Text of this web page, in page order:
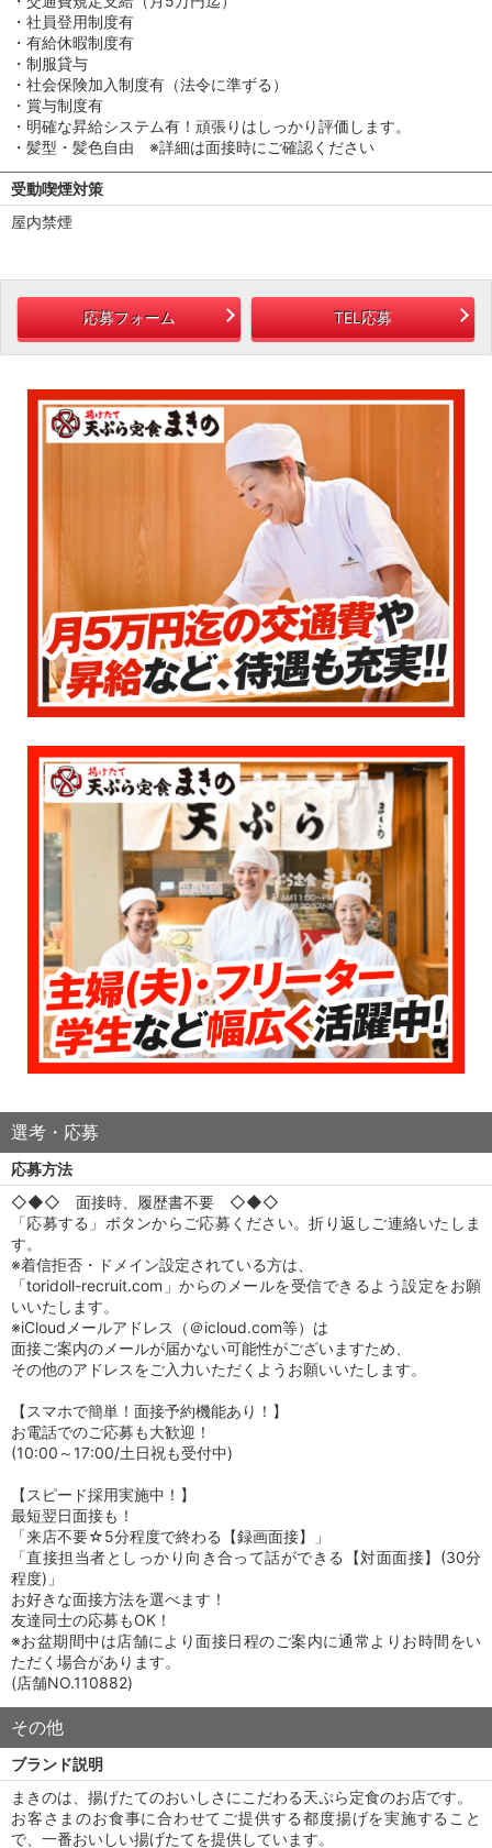
・社員登用制度有
・有給休暇制度有
・制服貸与
・社会保険加入制度有（法令に準ずる）
・賞与制度有
・明確な昇給システム有！頑張りはしっかり評価します。
・髪型・髪色自由 ※詳細は面接時にご確認ください
受動喫煙対策
屋内禁煙
応募フォーム TEL応募
選考・応募
応募方法
◇◆◇ 面接時、履歴書不要 ◇◆◇
「応募する」ボタンからご応募ください。折り返しご連絡いたしま
す。
※着信拒否・ドメイン設定されている方は、
「toridoll-recruit.com」からのメールを受信できるよう設定をお願
いいたします。
※iCloudメールアドレス（＠icloud.com等）は
面接ご案内のメールが届かない可能性がございますため、
その他のアドレスをご入力いただくようお願いいたします。
【スマホで簡単！面接予約機能あり！】
お電話でのご応募も大歓迎！
(10:00～17:00/土日祝も受付中)
【スピード採用実施中！】
最短翌日面接も！
「来店不要☆5分程度で終わる【録画面接】」
「直接担当者としっかり向き合って話ができる【対面面接】(30分
程度)」
お好きな面接方法を選べます！
友達同士の応募もOK！
※お盆期間中は店舗により面接日程のご案内に通常よりお時間をい
ただく場合があります。
(店舗NO.110882)
その他
ブランド説明
まきのは、揚げたてのおいしさにこだわる天ぷら定食のお店です。
お客さまのお食事に合わせてご提供する都度揚げを実施すること
で、一番おいしい揚げたてを提供しています。